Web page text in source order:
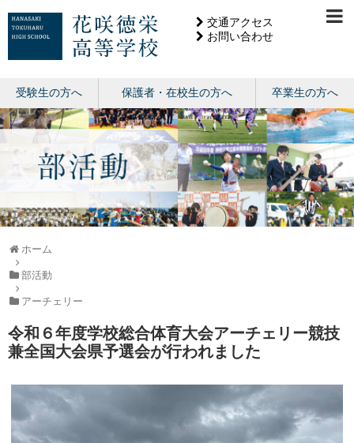
交通アクセス
お問い合わせ
受験生の方へ 保護者・在校生の方へ 卒業生の方へ
ホーム
部活動
アーチェリー
令和６年度学校総合体育大会アーチェリー競技
兼全国大会県予選会が行われました